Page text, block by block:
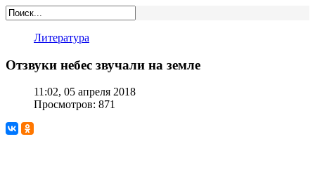
Литература
Отзвуки небес звучали на земле
11:02, 05 апреля 2018
Просмотров: 871